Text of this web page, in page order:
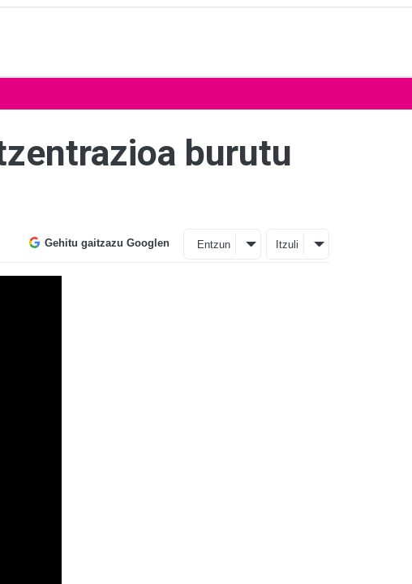
burutu
Gehitu gaitzazu Googlen Entzun Itzuli